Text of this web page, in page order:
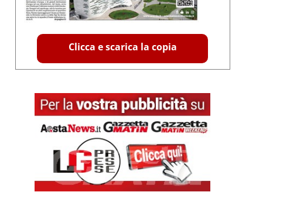
Clicca e scarica la copia